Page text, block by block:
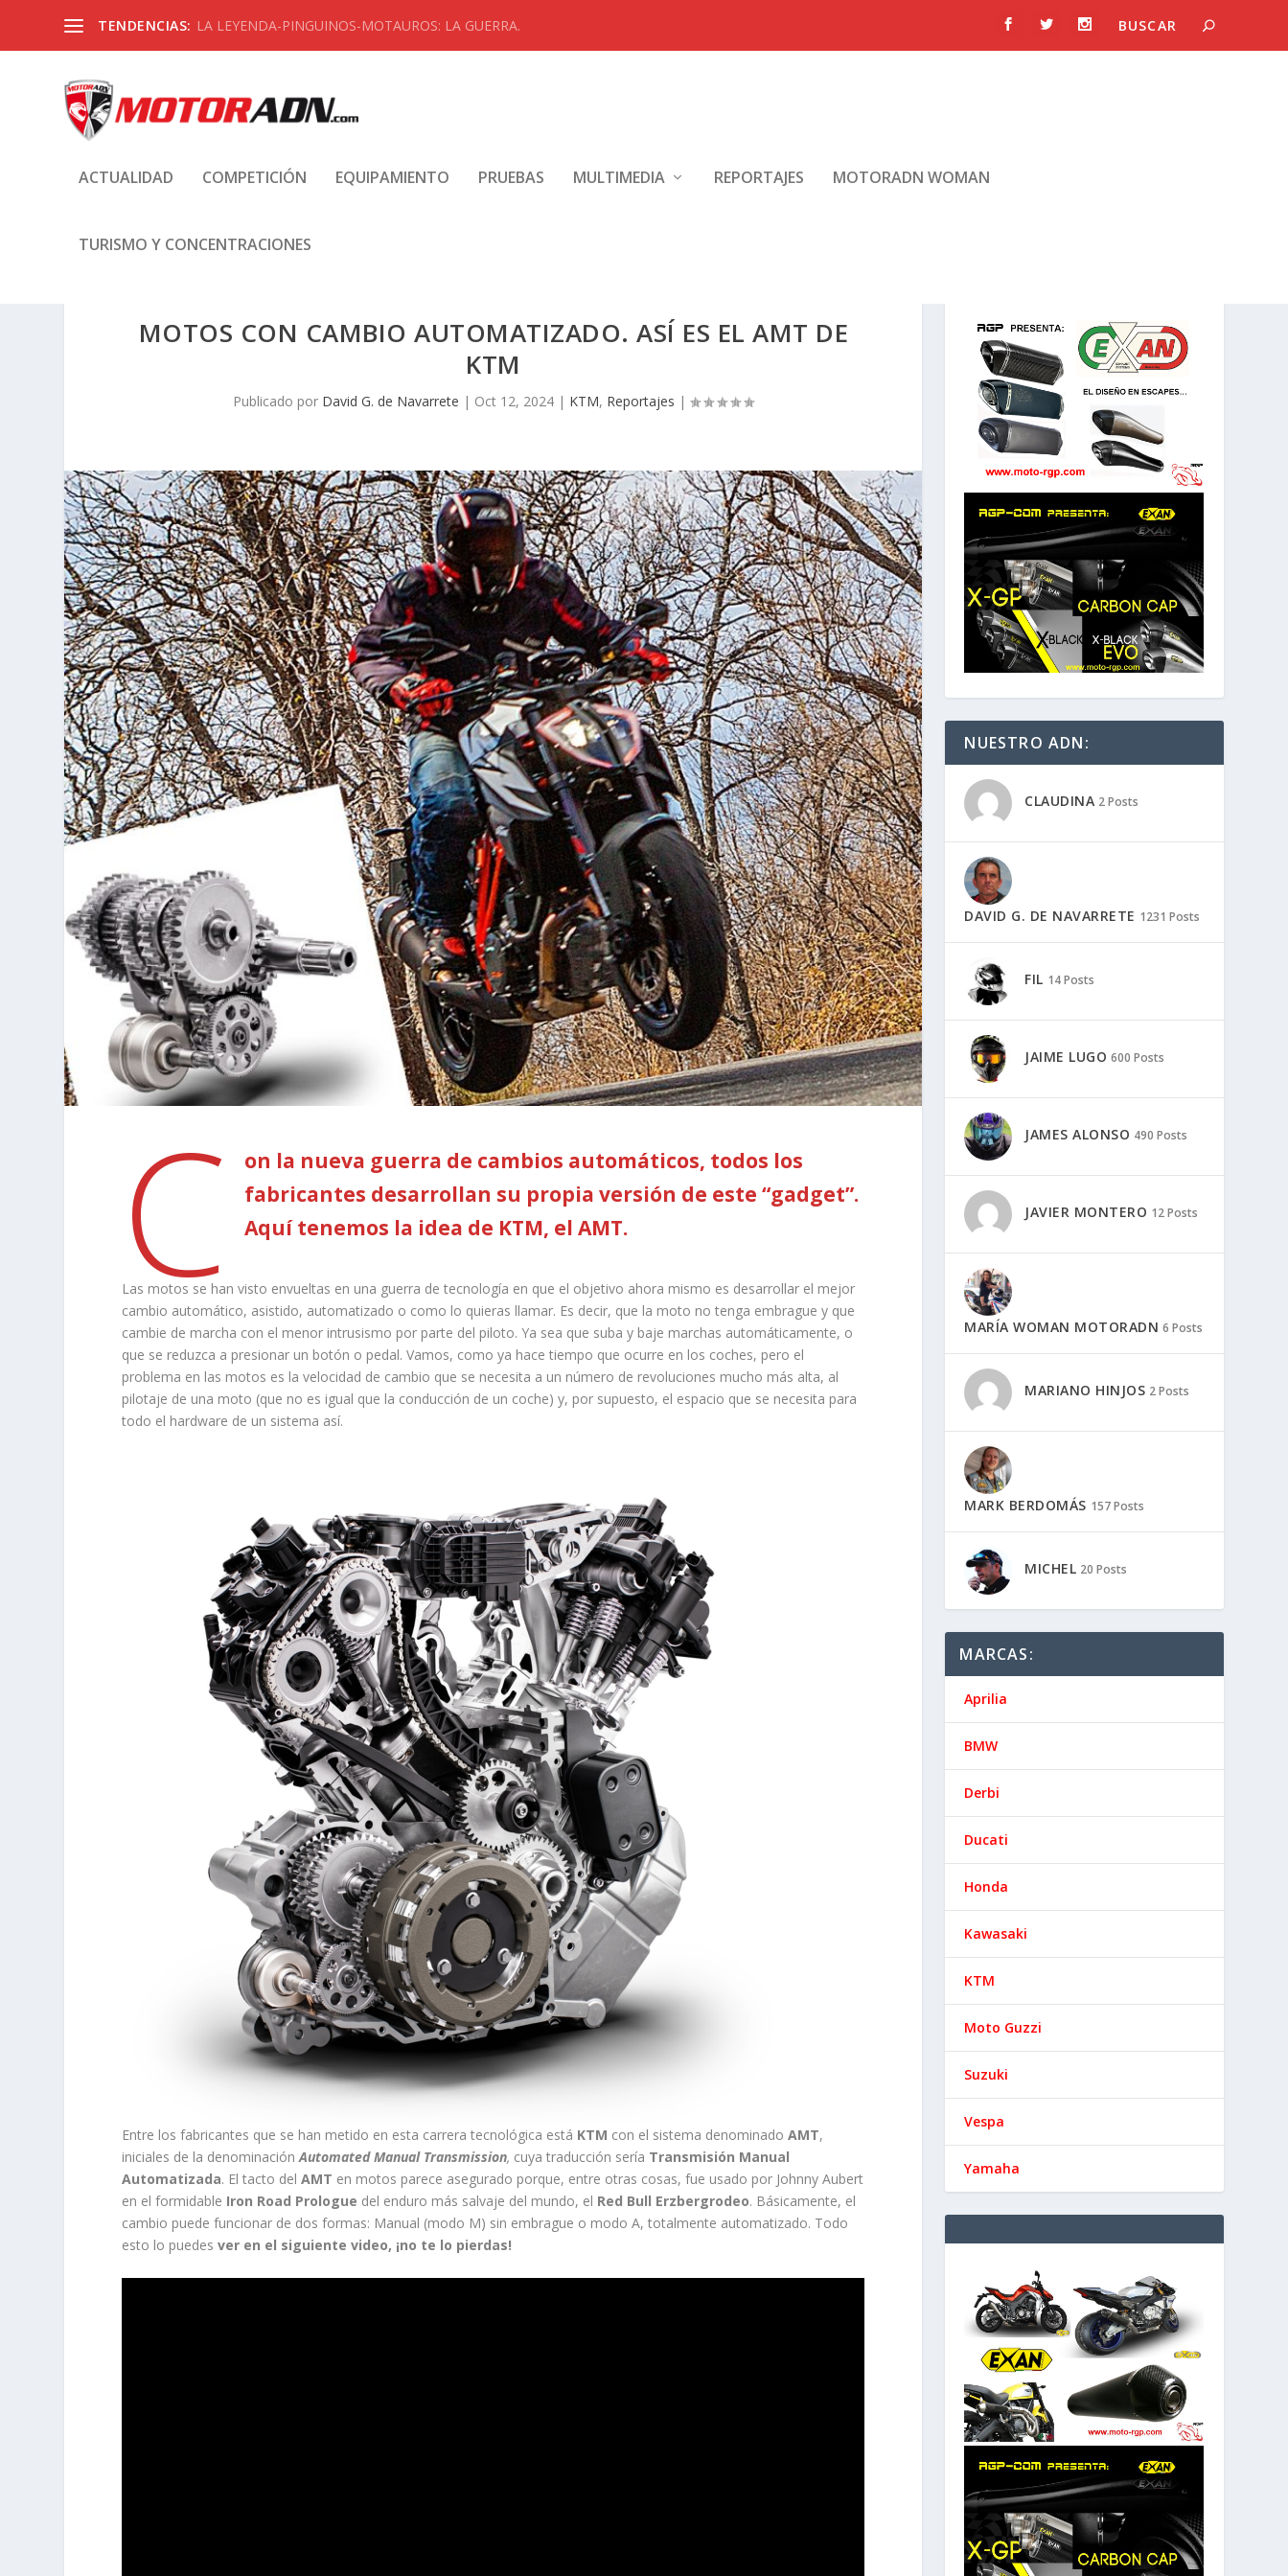
TENDENCIAS: LA LEYENDA-PINGUINOS-MOTAUROS: LA GUERRA.
ACTUALIDAD COMPETICIÓN EQUIPAMIENTO PRUEBAS MULTIMEDIA REPORTAJES MOTORADN WOMAN
TURISMO Y CONCENTRACIONES
MOTOS CON CAMBIO AUTOMATIZADO. ASÍ ES EL AMT DE
KTM
Publicado por David G. de Navarrete | Oct 12, 2024 | KTM, Reportajes |
C
on la nueva guerra de cambios automáticos, todos los
fabricantes desarrollan su propia versión de este “gadget”.
Aquí tenemos la idea de KTM, el AMT.
Las motos se han visto envueltas en una guerra de tecnología en que el objetivo ahora mismo es desarrollar el mejor
cambio automático, asistido, automatizado o como lo quieras llamar. Es decir, que la moto no tenga embrague y que
cambie de marcha con el menor intrusismo por parte del piloto. Ya sea que suba y baje marchas automáticamente, o
que se reduzca a presionar un botón o pedal. Vamos, como ya hace tiempo que ocurre en los coches, pero el
problema en las motos es la velocidad de cambio que se necesita a un número de revoluciones mucho más alta, al
pilotaje de una moto (que no es igual que la conducción de un coche) y, por supuesto, el espacio que se necesita para
todo el hardware de un sistema así.
Entre los fabricantes que se han metido en esta carrera tecnológica está KTM con el sistema denominadoAMT,
iniciales de la denominaciónAutomated Manual Transmission, cuya traducción sería Transmisión Manual
Automatizada. El tacto delAMT en motos parece asegurado porque, entre otras cosas, fue usado por Johnny Aubert
en el formidable Iron Road Prologue del enduro más salvaje del mundo, el Red Bull Erzbergrodeo. Básicamente, el
cambio puede funcionar de dos formas: Manual (modo M) sin embrague o modo A, totalmente automatizado. Todo
esto lo puedes ver en el siguiente video, ¡no te lo pierdas!
NUESTRO ADN:
CLAUDINA 2 Posts
DAVID G. DE NAVARRETE 1231 Posts
FIL 14 Posts
JAIME LUGO 600 Posts
JAMES ALONSO 490 Posts
JAVIER MONTERO 12 Posts
MARÍA WOMAN MOTORADN 6 Posts
MARIANO HINJOS 2 Posts
MARK BERDOMÁS 157 Posts
MICHEL 20 Posts
MARCAS:
Aprilia
BMW
Derbi
Ducati
Honda
Kawasaki
KTM
Moto Guzzi
Suzuki
Vespa
Yamaha